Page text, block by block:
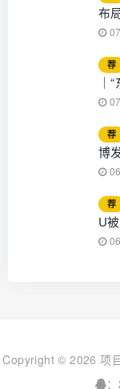
布
想
荐
｜
荐
博
荐
U
钱
Copyright © 2026 项